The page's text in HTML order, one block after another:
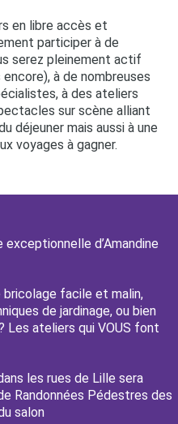
en libre accès et
participer à de
serez pleinement actif
à de nombreuses
à des ateliers
sur scène alliant
déjeuner mais aussi à une
voyages à gagner.
d’Amandine
bricolage facile et malin,
de jardinage, ou bien
Les ateliers qui VOUS font
les rues de Lille sera
Randonnées Pédestres des
salon